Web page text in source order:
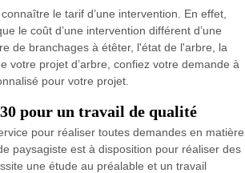
le tarif d’une intervention. En effet,
le coût d’une intervention différent d’une
de branchages à étêter, l'état de l'arbre, la
votre projet d’arbre, confiez votre demande à
pour votre projet.
pour un travail de qualité
pour réaliser toutes demandes en matière
paysagiste est à disposition pour réaliser des
une étude au préalable et un travail